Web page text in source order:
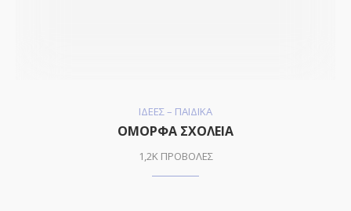
ΙΔΕΕΣ – ΠΑΙΔΙΚΑ
ΟΜΟΡΦΑ ΣΧΟΛΕΙΑ
1,2K ΠΡΟΒΟΛΕΣ